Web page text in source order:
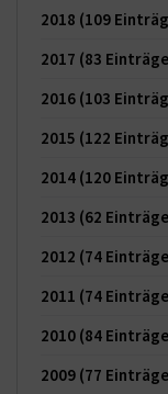
2018 (109
2017 (83
2016 (103
2015 (122
2014 (120
2013 (62
2012 (74
2011 (74
2010 (84
2009 (77